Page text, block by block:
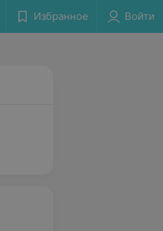
Избранное Войти